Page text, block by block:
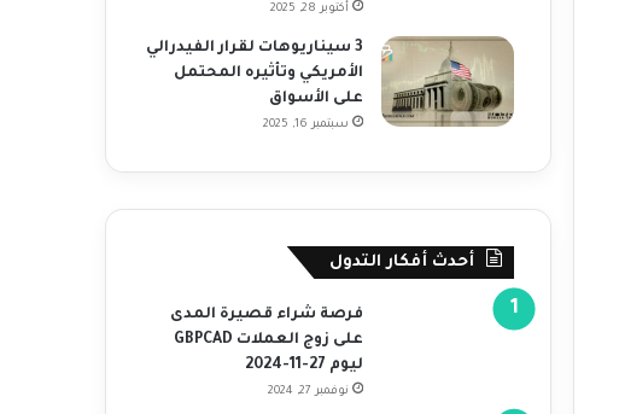
أكتوبر 28, 2025
3 سيناريوهات لقرار الفيدرالي
الأمريكي وتأثيره المحتمل
على الأسواق
سبتمبر 16, 2025
أحدث أفكار التدول
فرصة شراء قصيرة المدى
على زوج العملات GBPCAD
ليوم 27-11-2024
نوفمبر 27, 2024